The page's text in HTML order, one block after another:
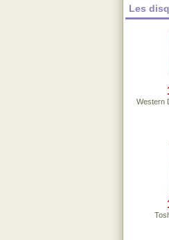
Les
Western